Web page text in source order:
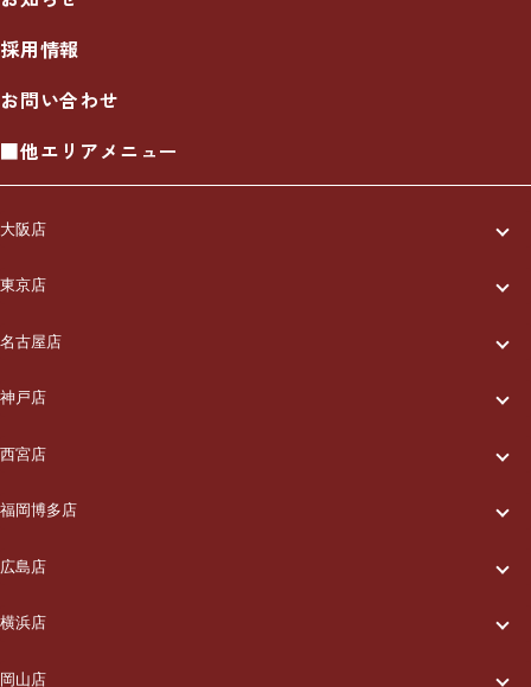
採用情報
お問い合わせ
■他エリアメニュー
大阪店
一休について
ご利用の流れ
メニュー/料金
出張エリア
ブログ
お知らせ
採用情報
東京店
一休について
ご利用の流れ
メニュー/料金
出張エリア
ブログ
お知らせ
名古屋店
一休について
ご利用の流れ
メニュー/料金
出張エリア
ブログ
神戸店
一休について
ご利用の流れ
メニュー/料金
出張エリア
ブログ
西宮店
一休について
ご利用の流れ
メニュー/料金
出張エリア
福岡博多店
一休について
ご利用の流れ
メニュー/料金
広島店
一休について
ご利用の流れ
横浜店
一休について
岡山店